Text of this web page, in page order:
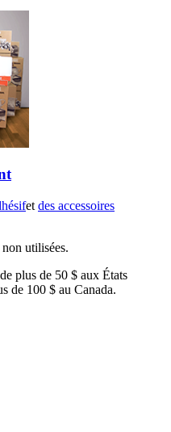
et des accessoires
utilisées.
plus de 50 $ aux États
de 100 $ au Canada.